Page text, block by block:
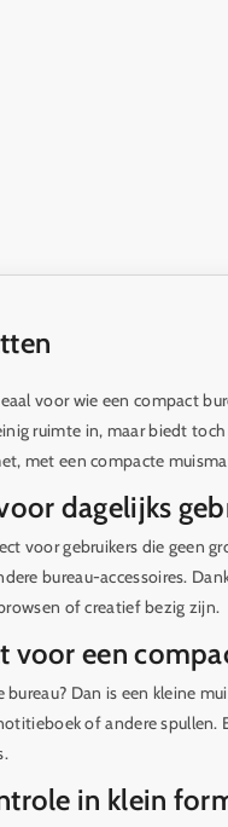
voor wie een compact
ruimte in, maar biedt
met een compacte
dagelijks
voor gebruikers die geen
bureau-accessoires.
of creatief bezig zijn.
voor een
bureau? Dan is een kleine
of andere spullen.
in klein